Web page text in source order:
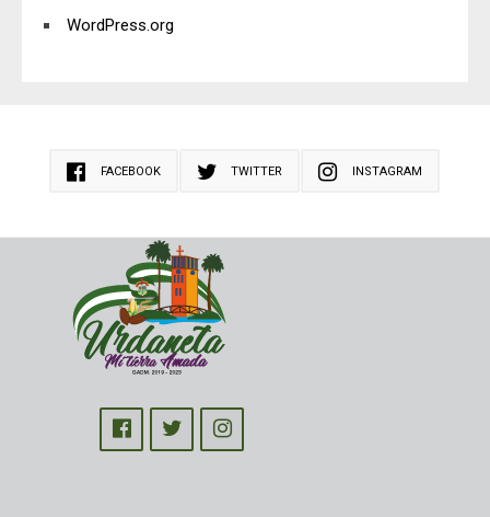
WordPress.org
FACEBOOK TWITTER INSTAGRAM